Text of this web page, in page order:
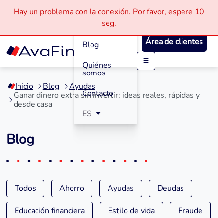
Saltar
contenido
Hay un problema con la conexión. Por favor, espere 10
seg.
Cómo
Funciona
Blog
Quiénes
somos
Contacto
ES
Área de clientes
Inicio Blog
Ayudas
Ganar dinero extra sin invertir: ideas reales, rápidas y
desde casa
Blog
Todos Ahorro Ayudas Deudas
Educación financiera Estilo de vida Fraude